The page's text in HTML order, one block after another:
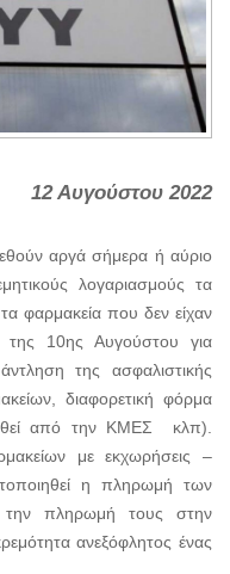
12 Αυγούστου 2022
αργά σήμερα ή αύριο
λογαριασμούς τα
φαρμακεία που δεν είχαν
10ης Αυγούστου για
της ασφαλιστικής
διαφορετική φόρμα
από την ΚΜΕΣ κλπ).
με εκχωρήσεις –
η πληρωμή των
την πληρωμή τους στην
ανεξόφλητος ένας